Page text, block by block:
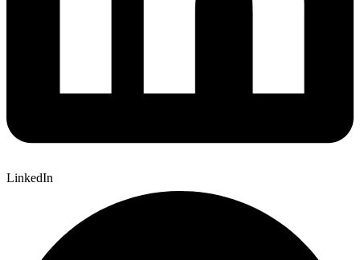
LinkedIn